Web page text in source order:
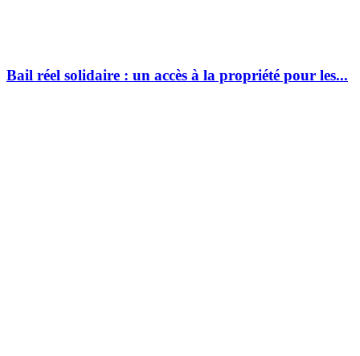
Bail réel solidaire : un accès à la propriété pour les...